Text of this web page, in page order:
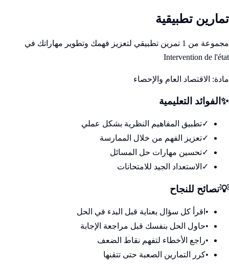
تمارين تطبيقية
مجموعة من 1 تمرين تطبيقي لتعزيز فهمك وتطوير مهاراتك في
Intervention de l'état
مادة: الاقتصاد العام والإحصاء
✨ الفوائد التعليمية
✓تطبيق المفاهيم النظرية بشكل عملي
✓تعزيز الفهم من خلال الممارسة
✓تحسين مهارات حل المسائل
✓ الاستعداد الجيد للامتحانات
💡نصائح للنجاح
• اقرأ كل سؤال بعناية قبل البدء في الحل
•حاول الحل بنفسك قبل مراجعة الإجابة
•راجع الأخطاء لتفهم نقاط الضعف
•كرر التمارين الصعبة حتى تتقنها